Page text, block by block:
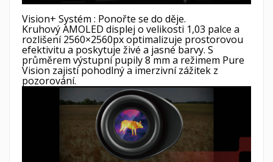
Vision+ Systém : Ponořte se do děje.
Kruhový AMOLED displej o velikosti 1,03 palce a
rozlišení 2560×2560px optimalizuje prostorovou
efektivitu a poskytuje živé a jasné barvy. S
průměrem výstupní pupily 8 mm a režimem Pure
Vision zajistí pohodlný a imerzivní zážitek z
pozorování.